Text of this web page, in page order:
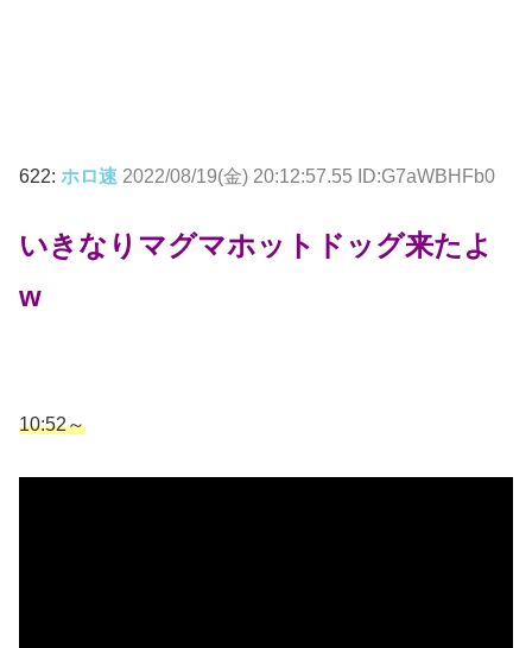
622: ホロ速 2022/08/19(金) 20:12:57.55 ID:G7aWBHFb0
いきなりマグマホットドッグ来たよ
w
10:52～